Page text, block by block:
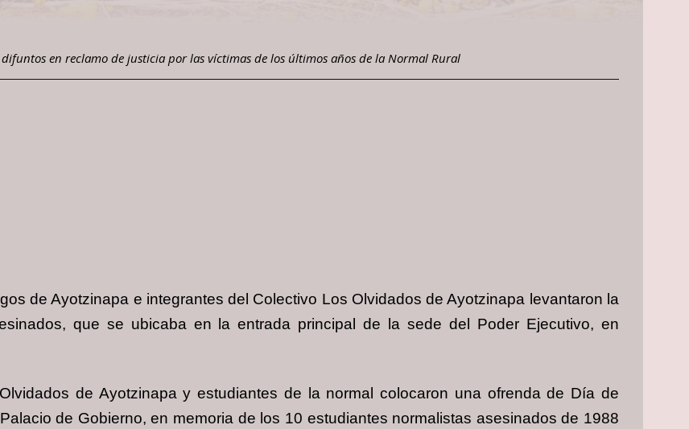
en reclamo de justicia por las víctimas de los últimos años de la Normal Rural
de Ayotzinapa e integrantes del Colectivo Los Olvidados de Ayotzinapa levantaron la
que se ubicaba en la entrada principal de la sede del Poder Ejecutivo, en
de Ayotzinapa y estudiantes de la normal colocaron una ofrenda de Día de
de Gobierno, en memoria de los 10 estudiantes normalistas asesinados de 1988